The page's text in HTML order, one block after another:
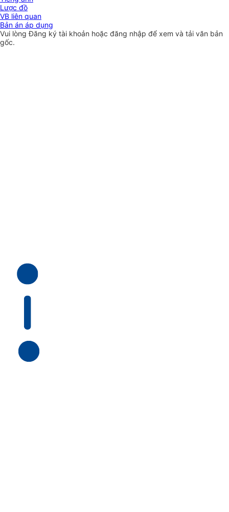
Lược đồ
VB liên quan
Bản án áp dụng
Vui lòngĐăng ký tài khoản hoặc đăng nhập để xem và tải văn bản
gốc.